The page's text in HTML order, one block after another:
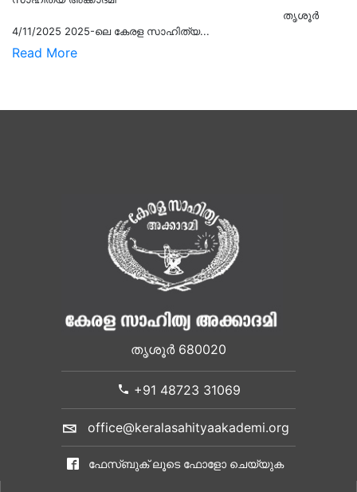
തൃശൂര്‍
4/11/2025 2025-ലെ കേരള സാഹിത്യ...
Read More
തൃശൂർ 680020
+91 48723 31069
office@keralasahityaakademi.org
ഫേസ്ബുക് ലൂടെ ഫോളോ ചെയ്യുക